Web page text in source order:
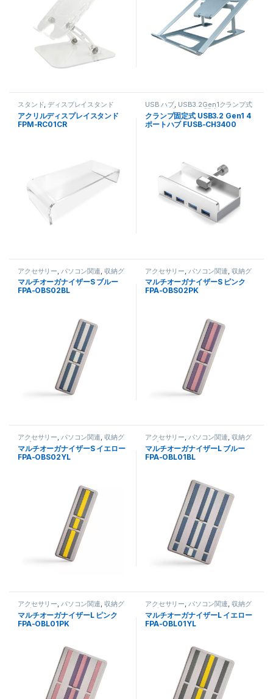
スタンド,ディスプレイスタンド
アクリルディスプレイスタンド
FPM-RC01CR
USB ハブ, USB3.2Gen1クランプ式
USB ハブ,パソコン関連
クランプ固定式 USB3.2 Gen1 4
ポートハブ FUSB-CH3400
アクセサリー パソコン関連 収納グ
ッズ
マルチオーガナイザーS ブルー
FPA-OBS02BL
アクセサリー パソコン関連 収納グ
ッズ
マルチオーガナイザーS ピンク
FPA-OBS02PK
アクセサリー, パソコン関連, 収納グ
ッズ
マルチオーガナイザーS イエロー
FPA-OBS02YL
アクセサリー, パソコン関連, 収納グ
ッズ
マルチオーガナイザーL ブルー
FPA-OBL01BL
アクセサリー, パソコン関連, 収納グ
ッズ
マルチオーガナイザーL ピンク
FPA-OBL01PK
アクセサリー, パソコン関連, 収納グ
ッズ
マルチオーガナイザーL イエロー
FPA-OBL01YL